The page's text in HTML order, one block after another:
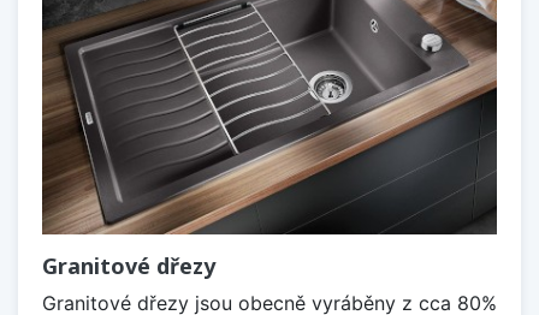
Granitové dřezy
Granitové dřezy jsou obecně vyráběny z cca 80%